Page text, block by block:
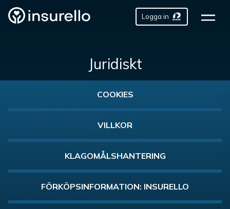
Logga in
Juridiskt
COOKIES
VILLKOR
KLAGOMÅLSHANTERING
FÖRKÖPSINFORMATION: INSURELLO